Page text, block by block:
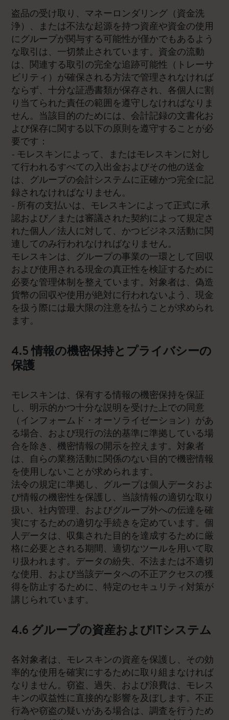
盗品の受け取り、マネーロンダリング（資金洗
浄）、または不法な起源を持つ資産や資金の使用
にグループが関与する可能性が僅かでもあるよう
な取引は、一切禁止されています。資金の流動
は、関連する取引の完全な追跡可能性（トレーサ
ビリティ）が確保される方法で管理されなければ
ならず、十分な証憑書類が保存され、各個人に割
り当てられた責任の範囲を遵守しなければなりま
せん。当該目的のためには、会計記録の文書化お
よび保存に関する以下の原則を遵守することが必
要です：
- モレスキンによって、またはモレスキンに対し
て行われるすべての入出金およびその他の送金
は、グループの会計システムに正確かつ完全に記
録されなければなりません。
- 所有の支払いは、モレスキンによって正式に承
認および／または審議された契約によって規定さ
れた個人／法人に対して、かつビジネス活動に関
連してのみ行われなければなりません。
モレスキンは、グループの事業の一環として回収
および使用される現金の真正性を検証するために
必要な管理体制を整えています。対象者は、偽造
貨幣の回収や使用が絶対に行われないよう、現金
を扱う際には最大限の注意を払うことが求められ
ます。
4.5 情報の機密保持とプライバシーの
保護
モレスキンは、保有する情報の機密保持を保証
し、明示的かつ十分な説明を受けた上での同意
（インフォームド・オーソライゼーション）があ
る場合、および現行の法的基準に準拠している場
合を除き、機密情報の開示を控えます。対象者
は、自らの業務活動に関係のない目的で機密情報
を使用しないことが求められます。
法令の規定に準拠し、グループは個人データおよ
び情報の機密性を保護し、当該情報の適切な取り
扱い、社内管理、およびグループ外への伝達を確
実にするための適切な手続きを定めています。個
人データは、収集された目的を達成するために厳
格に必要とされる期間、適切なツールを用いて取
り扱われます。データの紛失、不法または不適切
な使用、および当該データへの不正アクセスの獲
得を防止するために、特定のセキュリティ対策が
講じられています。
4.6 グループの資産およびITシステム
各対象者は、モレスキンの資産を保護し、その効
率的な使用を確実にするために取り組まなければ
なりません。窃盗、過失、および浪費は、モレス
キンの収益性に直接的な影響を及ぼします。不正
行為や窃盗の疑いがある場合は、調査を行うため